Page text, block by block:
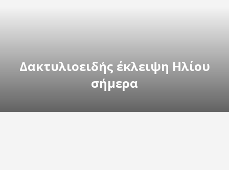
Δακτυλιοειδής έκλειψη Ηλίου
σήμερα